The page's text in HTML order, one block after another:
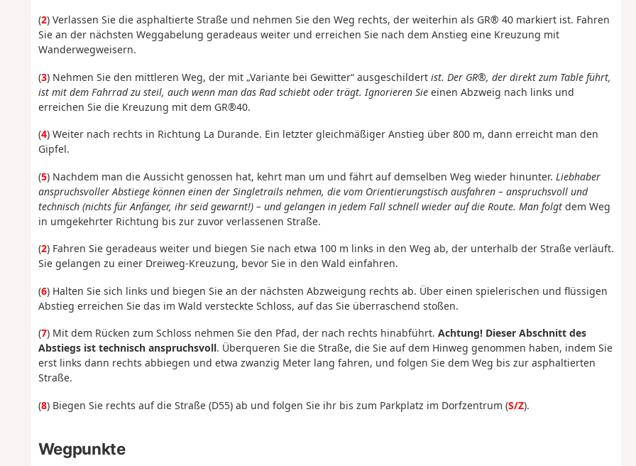
(2) Verlassen Sie die asphaltierte Straße und nehmen Sie den Weg rechts, der weiterhin als GR® 40 markiert ist. Fahren
Sie an der nächsten Weggabelung geradeaus weiter und erreichen Sie nach dem Anstieg eine Kreuzung mit
Wanderwegweisern.
(3) Nehmen Sie den mittleren Weg, der mit „Variante bei Gewitter“ ausgeschildert ist. Der GR®, der direkt zum Table führt,
ist mit dem Fahrrad zu steil, auch wenn man das Rad schiebt oder trägt. Ignorieren Sie einen Abzweig nach links und
erreichen Sie die Kreuzung mit dem GR®40.
(4) Weiter nach rechts in Richtung La Durande. Ein letzter gleichmäßiger Anstieg über 800 m, dann erreicht man den
Gipfel.
(5) Nachdem man die Aussicht genossen hat, kehrt man um und fährt auf demselben Weg wieder hinunter. Liebhaber
anspruchsvoller Abstiege können einen der Singletrails nehmen, die vom Orientierungstisch ausfahren – anspruchsvoll und
technisch (nichts für Anfänger, ihr seid gewarnt!) – und gelangen in jedem Fall schnell wieder auf die Route. Man folgt dem Weg
in umgekehrter Richtung bis zur zuvor verlassenen Straße.
(2) Fahren Sie geradeaus weiter und biegen Sie nach etwa 100 m links in den Weg ab, der unterhalb der Straße verläuft.
Sie gelangen zu einer Dreiweg-Kreuzung, bevor Sie in den Wald einfahren.
(6) Halten Sie sich links und biegen Sie an der nächsten Abzweigung rechts ab. Über einen spielerischen und flüssigen
Abstieg erreichen Sie das im Wald versteckte Schloss, auf das Sie überraschend stoßen.
(7) Mit dem Rücken zum Schloss nehmen Sie den Pfad, der nach rechts hinabführt. Achtung! Dieser Abschnitt des
Abstiegs ist technisch anspruchsvoll. Überqueren Sie die Straße, die Sie auf dem Hinweg genommen haben, indem Sie
erst links dann rechts abbiegen und etwa zwanzig Meter lang fahren, und folgen Sie dem Weg bis zur asphaltierten
Straße.
(8) Biegen Sie rechts auf die Straße (D55) ab und folgen Sie ihr bis zum Parkplatz im Dorfzentrum (S/Z).
Wegpunkte